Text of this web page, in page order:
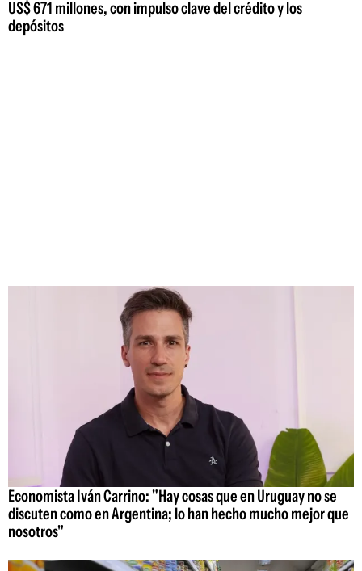
US$ 671 millones, con impulso clave del crédito y los
depósitos
Economista Iván Carrino: "Hay cosas que en Uruguay no se
discuten como en Argentina; lo han hecho mucho mejor que
nosotros"